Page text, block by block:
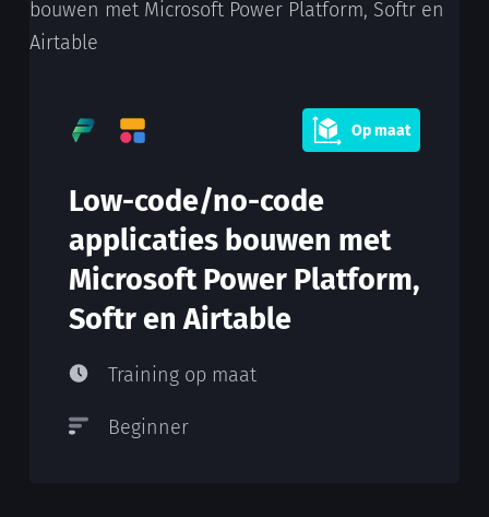
Op maat
Low-code/no-code
applicaties bouwen met
Microsoft Power Platform,
Softr en Airtable
Training op maat
Beginner